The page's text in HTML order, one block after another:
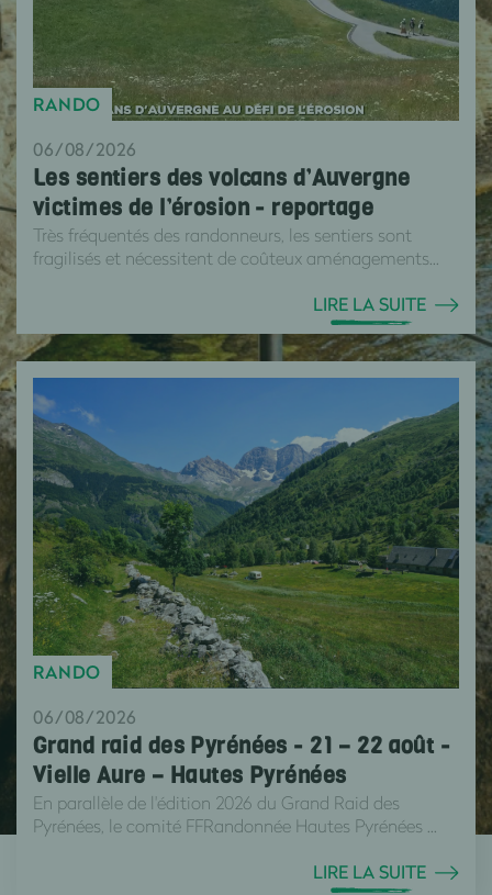
RANDO
06/08/2026
Les sentiers des volcans d’Auvergne
victimes de l’érosion - reportage
Très fréquentés des randonneurs, les sentiers sont
fragilisés et nécessitent de coûteux aménagements...
LIRE LA SUITE
RANDO
06/08/2026
Grand raid des Pyrénées - 21 – 22 août -
Vielle Aure – Hautes Pyrénées
En parallèle de l'édition 2026 du Grand Raid des
Pyrénées, le comité FFRandonnée Hautes Pyrénées ...
LIRE LA SUITE